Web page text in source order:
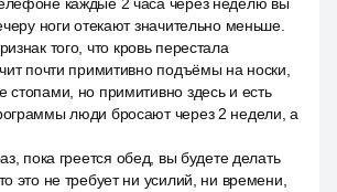
ноги отекают значительно меньше.
того, что кровь перестала
почти примитивно подъёмы на носки,
стопами, но примитивно здесь и есть
люди бросают через 2 недели, а
пока греется обед, вы будете делать
это не требует ни усилий, ни времени,